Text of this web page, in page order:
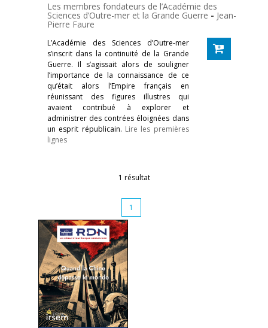
Les membres fondateurs de l’Académie des
Sciences d’Outre-mer et la Grande Guerre - Jean-
Pierre Faure
L’Académie des Sciences d’Outre-mer
s’inscrit dans la continuité de la Grande
Guerre. Il s’agissait alors de souligner
l’importance de la connaissance de ce
qu’était alors l’Empire français en
réunissant des figures illustres qui
avaient contribué à explorer et
administrer des contrées éloignées dans
un esprit républicain. Lire les premières
lignes
1 résultat
1